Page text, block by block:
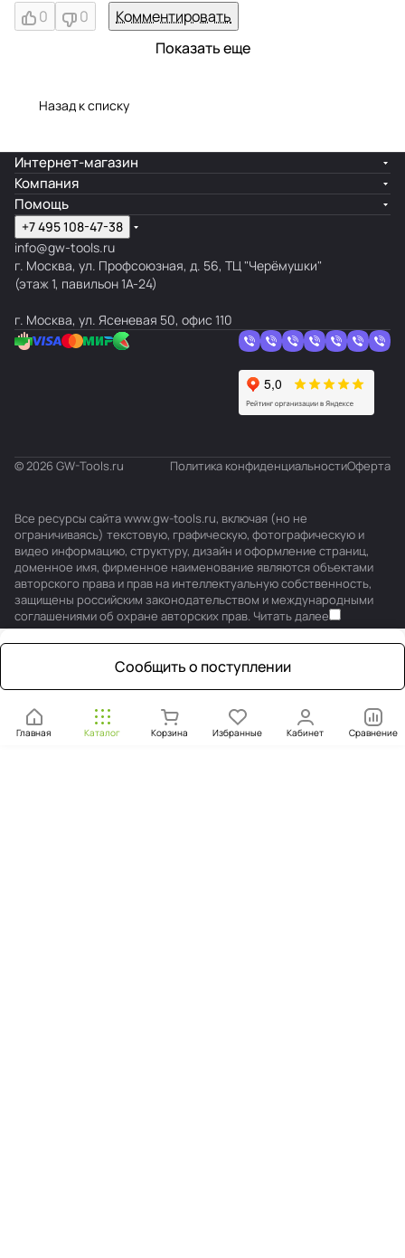
0
0
Комментировать
Показать еще
Назад к списку
Сообщить о поступлении
Главная Каталог Корзина Избранные Кабинет Сравнение
Интернет-магазин
Компания
Помощь
+7 495 108-47-38
info@gw-tools.ru
г. Москва, ул. Профсоюзная, д. 56, ТЦ "Черёмушки"
(этаж 1, павильон 1А-24)
г. Москва, ул. Ясеневая 50, офис 110
© 2026 GW-Tools.ru Политика конфиденциальностиОферта
Все ресурсы сайта www.gw-tools.ru, включая (но не
ограничиваясь) текстовую, графическую, фотографическую и
видео информацию, структуру, дизайн и оформление страниц,
доменное имя, фирменное наименование являются объектами
авторского права и прав на интеллектуальную собственность,
защищены российским законодательством и международными
соглашениями об охране авторских прав. Читать далее